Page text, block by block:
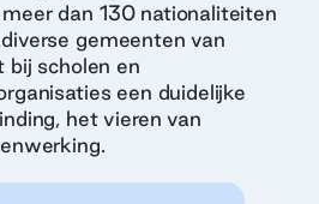
dan 130 nationaliteiten
gemeenten van
bij scholen en
een duidelijke
het vieren van